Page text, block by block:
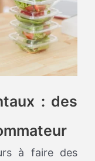
: des
à faire des